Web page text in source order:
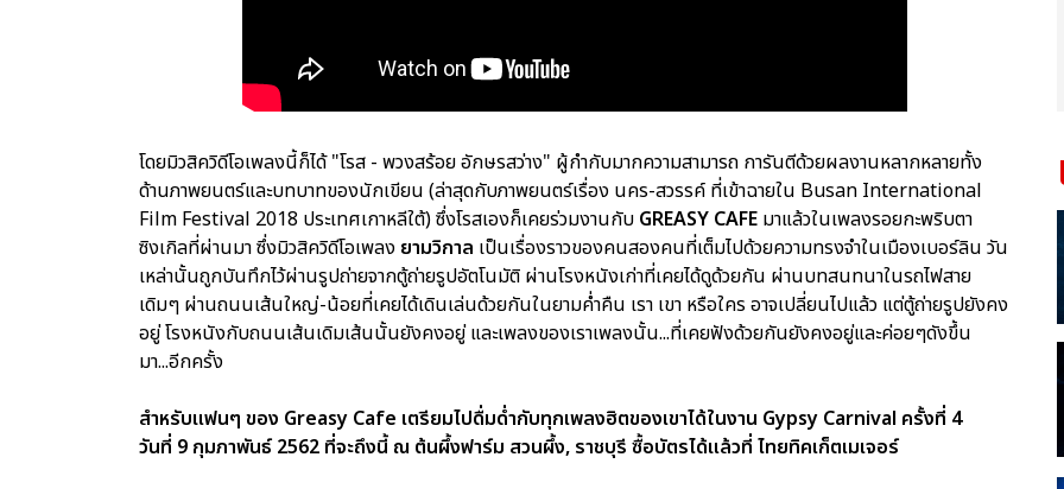
โดยมิวสิควิดีโอเพลงนี้ก็ได้ "โรส - พวงสร้อย อักษรสว่าง" ผู้กำกับมากความสามารถ การันตีด้วยผลงานหลากหลายทั้ง
ด้านภาพยนตร์และบทบาทของนักเขียน (ล่าสุดกับภาพยนตร์เรื่อง นคร-สวรรค์ ที่เข้าฉายใน Busan International
Film Festival 2018 ประเทศเกาหลีใต้) ซึ่งโรสเองก็เคยร่วมงานกับ GREASY CAFE มาแล้วในเพลงรอยกะพริบตา
ซิงเกิลที่ผ่านมา ซึ่งมิวสิควิดีโอเพลง ยามวิกาล เป็นเรื่องราวของคนสองคนที่เต็มไปด้วยความทรงจำในเมืองเบอร์ลิน วัน
เหล่านั้นถูกบันทึกไว้ผ่านรูปถ่ายจากตู้ถ่ายรูปอัตโนมัติ ผ่านโรงหนังเก่าที่เคยได้ดูด้วยกัน ผ่านบทสนทนาในรถไฟสาย
เดิมๆ ผ่านถนนเส้นใหญ่-น้อยที่เคยได้เดินเล่นด้วยกันในยามค่ำคืน เรา เขา หรือใคร อาจเปลี่ยนไปแล้ว แต่ตู้ถ่ายรูปยังคง
อยู่ โรงหนังกับถนนเส้นเดิมเส้นนั้นยังคงอยู่ และเพลงของเราเพลงนั้น...ที่เคยฟังด้วยกันยังคงอยู่และค่อยๆดังขึ้น
มา...อีกครั้ง
สำหรับแฟนๆ ของ Greasy Cafe เตรียมไปดื่มด่ำกับทุกเพลงฮิตของเขาได้ในงาน Gypsy Carnival ครั้งที่ 4
วันที่ 9 กุมภาพันธ์ 2562 ที่จะถึงนี้ ณ ต้นผึ้งฟาร์ม สวนผึ้ง, ราชบุรี ซื้อบัตรได้แล้วที่ ไทยทิคเก็ตเมเจอร์